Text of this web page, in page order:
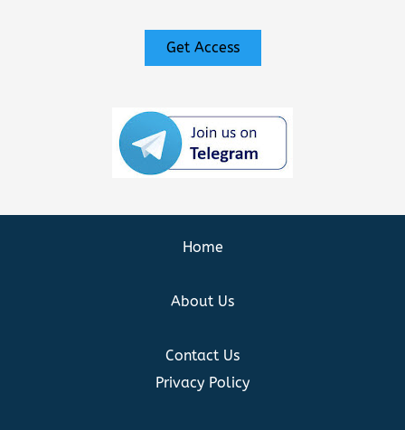
Get Access
Home
About Us
Contact Us
Privacy Policy